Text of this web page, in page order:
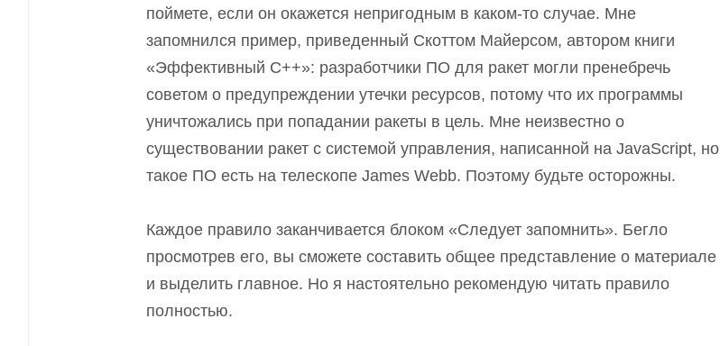
поймете, если он окажется непригодным в каком-то случае. Мне
запомнился пример, приведенный Скоттом Майерсом, автором книги
«Эффективный C++»: разработчики ПО для ракет могли пренебречь
советом о предупреждении утечки ресурсов, потому что их программы
уничтожались при попадании ракеты в цель. Мне неизвестно о
существовании ракет с системой управления, написанной на JavaScript, но
такое ПО есть на телескопе James Webb. Поэтому будьте осторожны.
Каждое правило заканчивается блоком «Следует запомнить». Бегло
просмотрев его, вы сможете составить общее представление о материале
и выделить главное. Но я настоятельно рекомендую читать правило
полностью.